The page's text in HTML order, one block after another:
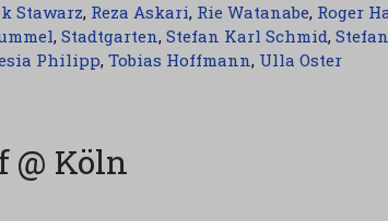
Stawarz, Reza Askari, Rie Watanabe, Roger
, Stadtgarten, Stefan Karl Schmid,
Philipp, Tobias Hoffmann, Ulla Oster
@ Köln